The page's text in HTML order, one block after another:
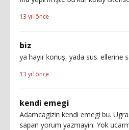
13 yıl önce
biz
ya hayır konuş, yada sus. ellerine
13 yıl önce
kendi emegi
Adamcagizin kendi emegi bu.
sapan yorum yazmayin. Yok